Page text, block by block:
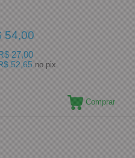
54,00
27,00
52,65 no pix
Comprar